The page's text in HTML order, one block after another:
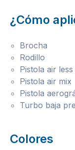
¿Cómo
Brocha
Rodillo
Pistola air less
Pistola air mix
Pistola
Turbo baja
Colores